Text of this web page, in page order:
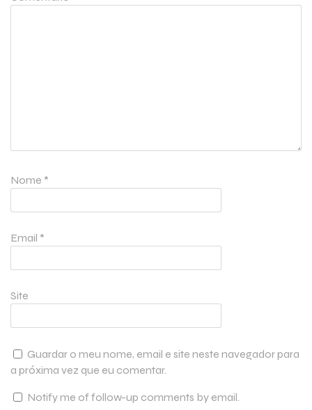
Nome *
Email *
Site
Guardar o meu nome, email e site neste navegador para
a próxima vez que eu comentar.
Notify me of follow-up comments by email.